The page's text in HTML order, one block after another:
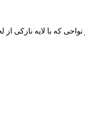
که با لايه نازکی از